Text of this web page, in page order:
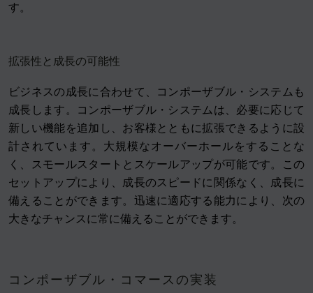
す。
拡張性と成長の可能性
ビジネスの成長に合わせて、コンポーザブル・システムも
成長します。コンポーザブル・システムは、必要に応じて
新しい機能を追加し、お客様とともに拡張できるように設
計されています。大規模なオーバーホールをすることな
く、スモールスタートとスケールアップが可能です。この
セットアップにより、成長のスピードに関係なく、成長に
備えることができます。迅速に適応する能力により、次の
大きなチャンスに常に備えることができます。
コンポーザブル・コマースの実装